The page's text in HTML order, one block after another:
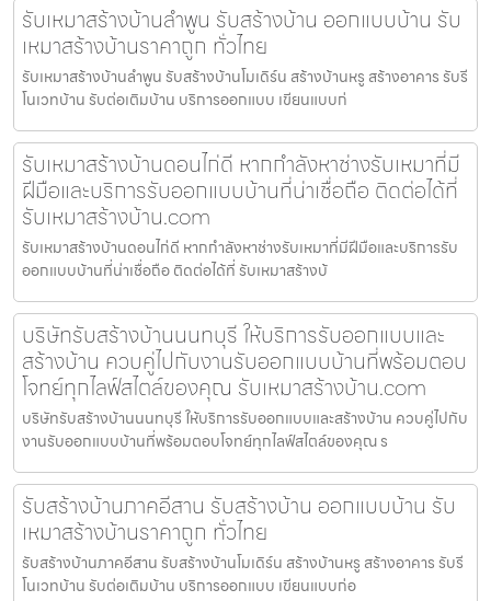
รับเหมาสร้างบ้านลำพูน รับสร้างบ้าน ออกแบบบ้าน รับ
เหมาสร้างบ้านราคาถูก ทั่วไทย
รับเหมาสร้างบ้านลำพูน รับสร้างบ้านโมเดิร์น สร้างบ้านหรู สร้างอาคาร รับรี
โนเวทบ้าน รับต่อเติมบ้าน บริการออกแบบ เขียนแบบก่
รับเหมาสร้างบ้านดอนไก่ดี หากกำลังหาช่างรับเหมาที่มี
ฝีมือและบริการรับออกแบบบ้านที่น่าเชื่อถือ ติดต่อได้ที่
รับเหมาสร้างบ้าน.com
รับเหมาสร้างบ้านดอนไก่ดี หากกำลังหาช่างรับเหมาที่มีฝีมือและบริการรับ
ออกแบบบ้านที่น่าเชื่อถือ ติดต่อได้ที่ รับเหมาสร้างบ้
บริษัทรับสร้างบ้านนนทบุรี ให้บริการรับออกแบบและ
สร้างบ้าน ควบคู่ไปกับงานรับออกแบบบ้านที่พร้อมตอบ
โจทย์ทุกไลฟ์สไตล์ของคุณ รับเหมาสร้างบ้าน.com
บริษัทรับสร้างบ้านนนทบุรี ให้บริการรับออกแบบและสร้างบ้าน ควบคู่ไปกับ
งานรับออกแบบบ้านที่พร้อมตอบโจทย์ทุกไลฟ์สไตล์ของคุณ ร
รับสร้างบ้านภาคอีสาน รับสร้างบ้าน ออกแบบบ้าน รับ
เหมาสร้างบ้านราคาถูก ทั่วไทย
รับสร้างบ้านภาคอีสาน รับสร้างบ้านโมเดิร์น สร้างบ้านหรู สร้างอาคาร รับรี
โนเวทบ้าน รับต่อเติมบ้าน บริการออกแบบ เขียนแบบก่อ